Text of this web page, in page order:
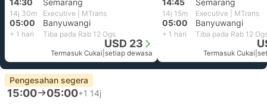
14:30 Semarang
14j 30m Executive | MTrans
05:00 Banyuwangi
+ 1 hari Tiba pada Rab 12 Ogs
USD 23
Termasuk Cukai setiap dewasa
14:45
Semarang
14j 15m Executive | MTrans
05:00 Banyuwangi
+ 1 hari Tiba pada Rab 12
Termasuk Cukai
Pengesahan segera
15:00 05:00+1 14j